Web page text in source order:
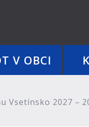
V OBCI
Vsetínsko 2027 –